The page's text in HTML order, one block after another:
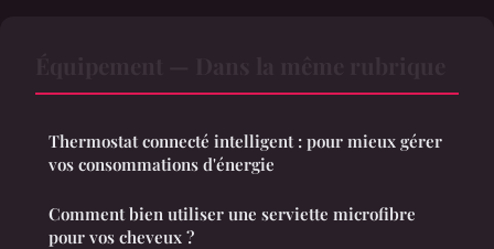
Thermostat connecté intelligent : pour mieux gérer
vos consommations d'énergie
Comment bien utiliser une serviette microfibre
pour vos cheveux ?